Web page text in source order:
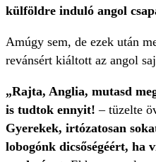
külföldre induló angol
Amúgy sem, de ezek után
revánsért kiáltott az angol
„Rajta, Anglia, mutasd
is tudtok ennyit!– tüzelte
Gyerekek, irtózatosan
lobogónk dicsőségéért, ha